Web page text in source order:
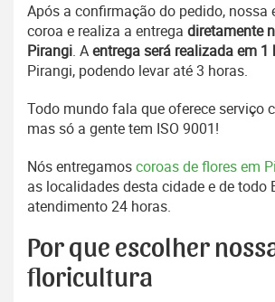
Após a confirmação do pedido, nossa
coroa e realiza a entrega diretamente
Pirangi. Aentrega será realizada em 1
Pirangi, podendo levar até 3 horas.
Todo mundo fala que oferece serviço
mas só a gente tem ISO 9001!
Nós entregamoscoroas de flores em
as localidades desta cidade e de todo
atendimento 24 horas.
Por que escolher
floricultura